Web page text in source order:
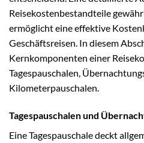
Reisekostenbestandteile
ermöglicht eine effektive
Geschäftsreisen. In diesem
Kernkomponenten einer
Tagespauschalen,
Kilometerpauschalen.
Tagespauschalen und
Eine Tagespauschale deckt